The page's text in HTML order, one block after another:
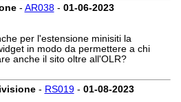
- AR038- 01-06-2023
per l'estensione minisiti la
in modo da permettere a chi
anche il sito oltre all'OLR?
- RS019- 01-08-2023